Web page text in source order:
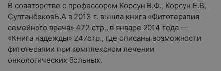
В соавторстве с профессором Корсун В.Ф., Корсун Е.В,
СултанбековБ.А в 2013 г. вышла книга «Фитотерапия
семейного врача» 472 стр., в январе 2014 года —
«Книга надежды» 247стр., где описаны возможности
фитотерапии при комплексном лечении
онкологических больных.